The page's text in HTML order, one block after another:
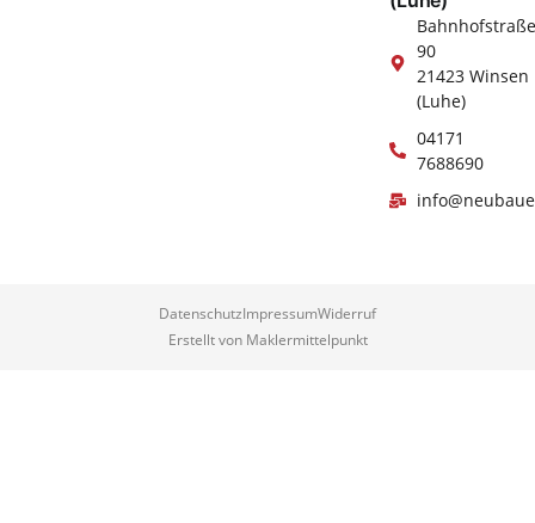
Bahnhofstraße
90
21423 Winsen
(Luhe)
04171
7688690
DatenschutzImpressumWiderruf
Erstellt von Maklermittelpunkt